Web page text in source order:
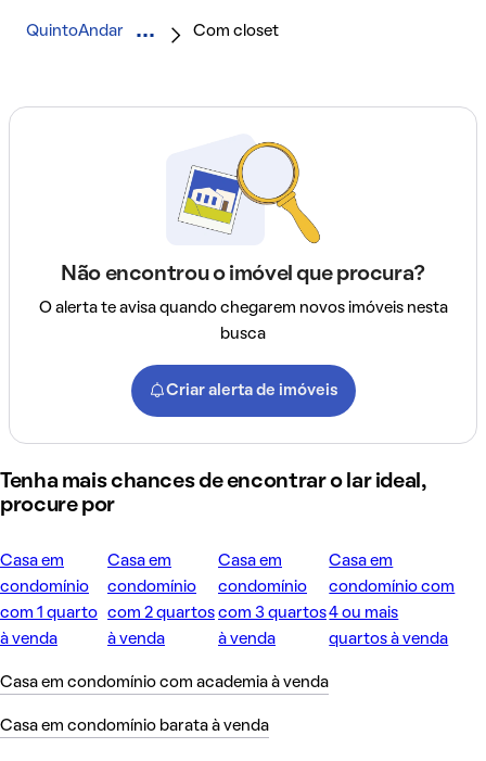
QuintoAndar Com closet
Não encontrou o imóvel que procura?
O alerta te avisa quando chegarem novos imóveis nesta
busca
Criar alerta de imóveis
Tenha mais chances de encontrar o lar ideal,
procure por
Casa em
condomínio
com 1 quarto
à venda
Casa em
condomínio
com 2 quartos
à venda
Casa em
condomínio
com 3 quartos
à venda
Casa em
condomínio com
4 ou mais
quartos à venda
Casa em condomínio com academia à venda
Casa em condomínio barata à venda